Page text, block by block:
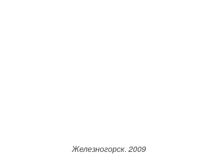
Железногорск. 2009